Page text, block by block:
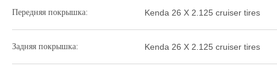
Передняя покрышка: Kenda 26 X 2.125 cruiser tires
Задняя покрышка: Kenda 26 X 2.125 cruiser tires